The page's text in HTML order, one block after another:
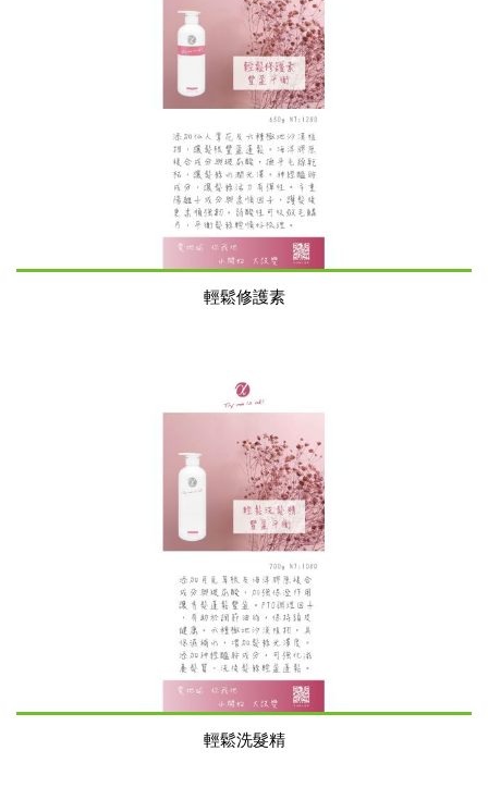
輕鬆修護素
輕鬆洗髮精